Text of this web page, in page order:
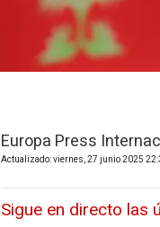
Europa Press
Actualizado: viernes, 27 junio 2025
Sigue en directo las